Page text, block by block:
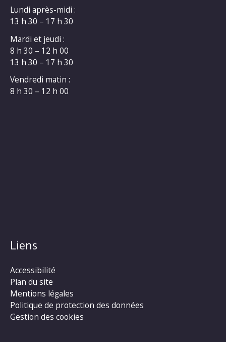
Lundi après-midi :
13 h 30 – 17 h 30
Mardi et jeudi :
8 h 30 – 12 h 00
13 h 30 – 17 h 30
Vendredi matin :
8 h 30 – 12 h 00
Liens
Accessibilité
Plan du site
Mentions légales
Politique de protection des données
Gestion des cookies